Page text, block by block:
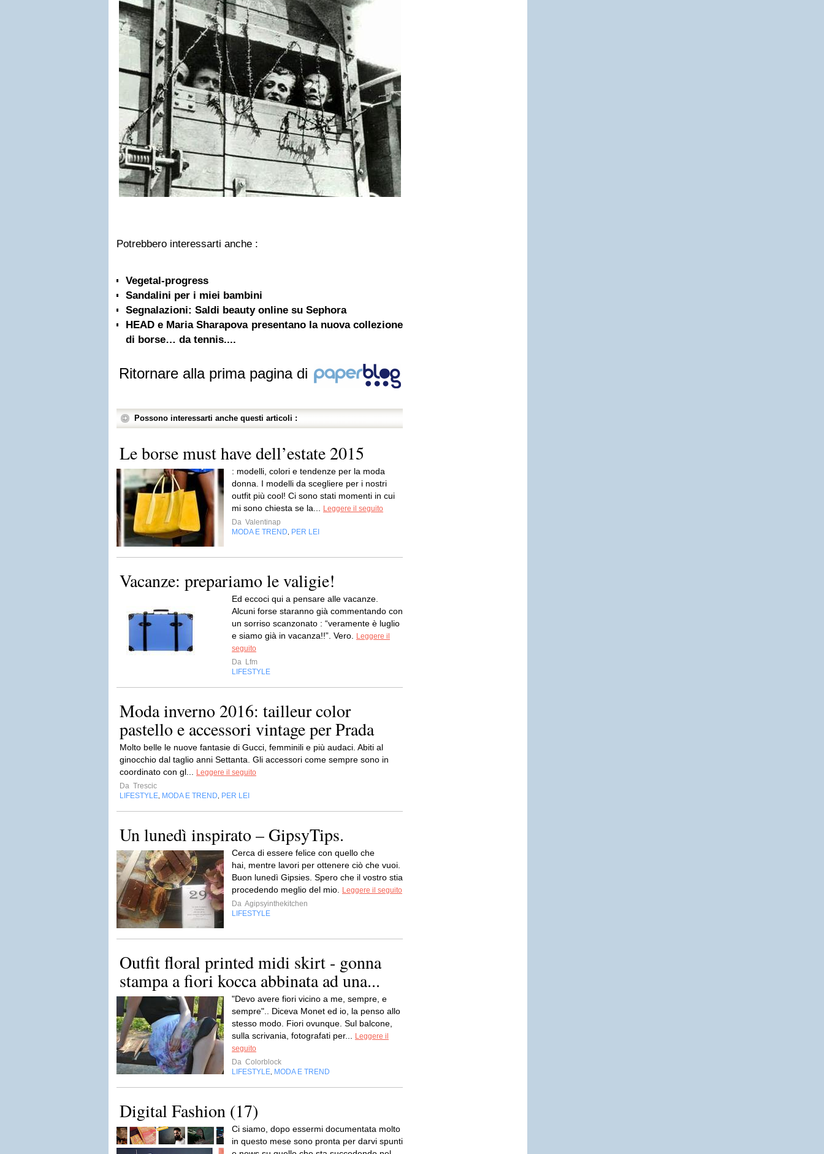
Potrebbero interessarti anche :
Vegetal-progress
Sandalini per i miei bambini
Segnalazioni: Saldi beauty online su Sephora
HEAD e Maria Sharapova presentano la nuova collezione
di borse… da tennis....
Ritornare alla prima pagina di
Possono interessarti anche questi articoli :
Le borse must have dell’estate 2015
: modelli, colori e tendenze per la moda
donna. I modelli da scegliere per i nostri
outfit più cool! Ci sono stati momenti in cui
mi sono chiesta se la...
Leggere il seguito
Da Valentinap
MODA E TREND
PER LEI
Vacanze: prepariamo le valigie!
Ed eccoci qui a pensare alle vacanze.
Alcuni forse staranno già commentando con
un sorriso scanzonato : “veramente è luglio
e siamo già in vacanza!!”. Vero.
Leggere il
seguito
Da Lfm
LIFESTYLE
Moda inverno 2016: tailleur color
pastello e accessori vintage per Prada
Molto belle le nuove fantasie di Gucci, femminili e più audaci. Abiti al
ginocchio dal taglio anni Settanta. Gli accessori come sempre sono in
coordinato con gl...
Leggere il seguito
Da Trescic
LIFESTYLE MODA E TREND PER LEI
Un lunedì inspirato – GipsyTips.
Cerca di essere felice con quello che
hai, mentre lavori per ottenere ciò che vuoi.
Buon lunedì Gipsies. Spero che il vostro stia
procedendo meglio del mio.
Leggere il seguito
Da Agipsyinthekitchen
LIFESTYLE
Outfit floral printed midi skirt - gonna
stampa a fiori kocca abbinata ad una...
"Devo avere fiori vicino a me, sempre, e
sempre".. Diceva Monet ed io, la penso allo
stesso modo. Fiori ovunque. Sul balcone,
sulla scrivania, fotografati per...
Leggere il
seguito
Da Colorblock
LIFESTYLE MODA E TREND
Digital Fashion (17)
Ci siamo, dopo essermi documentata molto
in questo mese sono pronta per darvi spunti